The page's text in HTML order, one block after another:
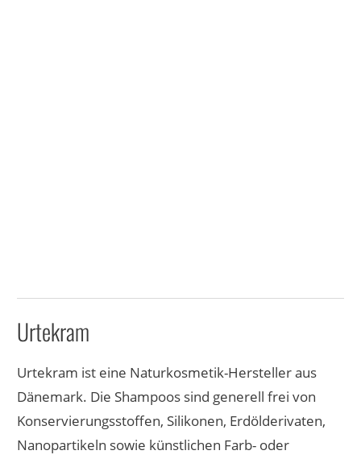
Urtekram
Urtekram ist eine Naturkosmetik-Hersteller aus
Dänemark. Die Shampoos sind generell frei von
Konservierungsstoffen, Silikonen, Erdölderivaten,
Nanopartikeln sowie künstlichen Farb- oder